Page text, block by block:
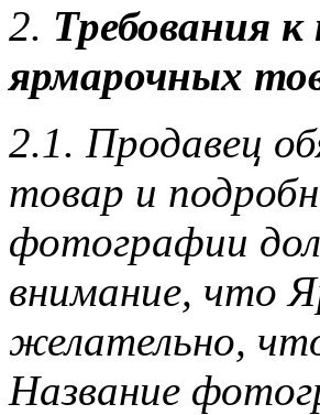
2. Требования
ярмарочных
2.1. Продавец
товар и
фотографии
внимание, что
желательно,
Название